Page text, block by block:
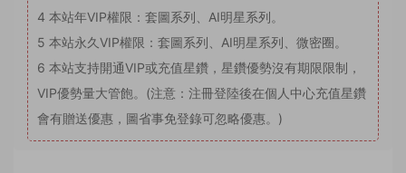
4 本站年VIP權限：套圖系列、AI明星系列。
5 本站永久VIP權限：套圖系列、AI明星系列、微密圈。
6 本站支持開通VIP或充值星鑽，星鑽優勢沒有期限限制，
VIP優勢量大管飽。(注意：注冊登陸後在個人中心充值星鑽
會有贈送優惠，圖省事免登錄可忽略優惠。)